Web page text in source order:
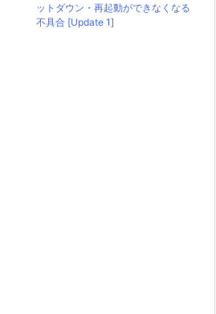
ットダウン・再起動ができなくなる
不具合 [Update 1]